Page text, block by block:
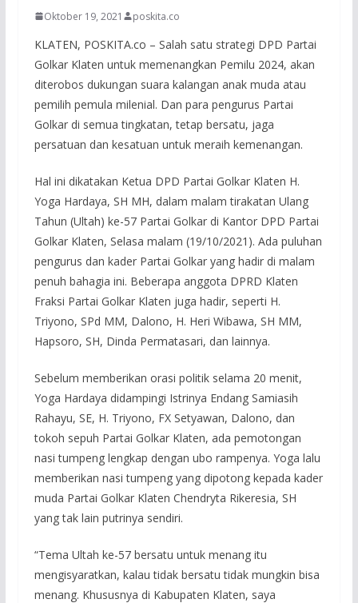
Oktober 19, 2021 poskita.co
KLATEN, POSKITA.co – Salah satu strategi DPD Partai
Golkar Klaten untuk memenangkan Pemilu 2024, akan
diterobos dukungan suara kalangan anak muda atau
pemilih pemula milenial. Dan para pengurus Partai
Golkar di semua tingkatan, tetap bersatu, jaga
persatuan dan kesatuan untuk meraih kemenangan.
Hal ini dikatakan Ketua DPD Partai Golkar Klaten H.
Yoga Hardaya, SH MH, dalam malam tirakatan Ulang
Tahun (Ultah) ke-57 Partai Golkar di Kantor DPD Partai
Golkar Klaten, Selasa malam (19/10/2021). Ada puluhan
pengurus dan kader Partai Golkar yang hadir di malam
penuh bahagia ini. Beberapa anggota DPRD Klaten
Fraksi Partai Golkar Klaten juga hadir, seperti H.
Triyono, SPd MM, Dalono, H. Heri Wibawa, SH MM,
Hapsoro, SH, Dinda Permatasari, dan lainnya.
Sebelum memberikan orasi politik selama 20 menit,
Yoga Hardaya didampingi Istrinya Endang Samiasih
Rahayu, SE, H. Triyono, FX Setyawan, Dalono, dan
tokoh sepuh Partai Golkar Klaten, ada pemotongan
nasi tumpeng lengkap dengan ubo rampenya. Yoga lalu
memberikan nasi tumpeng yang dipotong kepada kader
muda Partai Golkar Klaten Chendryta Rikeresia, SH
yang tak lain putrinya sendiri.
“Tema Ultah ke-57 bersatu untuk menang itu
mengisyaratkan, kalau tidak bersatu tidak mungkin bisa
menang. Khususnya di Kabupaten Klaten, saya